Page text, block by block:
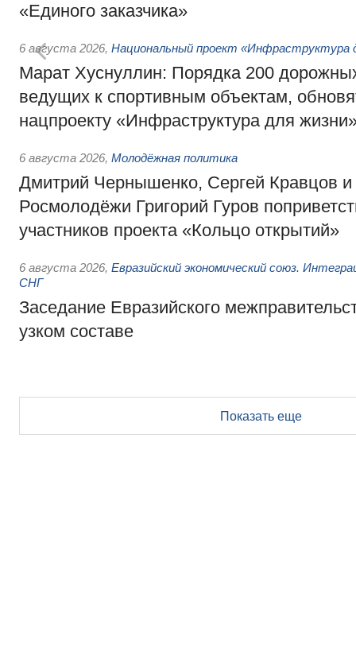
«Единого заказчика»
6 августа 2026, Национальный проект «Инфраструктура
Марат Хуснуллин: Порядка 200
ведущих к спортивным объектам,
нацпроекту «Инфраструктура для
6 августа 2026, Молодёжная политика
Дмитрий Чернышенко, Сергей Кравцов и
Росмолодёжи Григорий Гуров
участников проекта «Кольцо открытий»
6 августа 2026, Евразийский экономический союз.
СНГ
Заседание Евразийского
узком составе
Показать еще